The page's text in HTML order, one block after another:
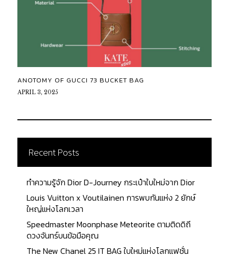
ANOTOMY OF GUCCI 73 BUCKET BAG
APRIL 3, 2025
Recent Posts
ทำความรู้จัก Dior D-Journey กระเป๋าใบใหม่จาก Dior
Louis Vuitton x Voutilainen การพบกันแห่ง 2 ยักษ์
ใหญ่แห่งโลกเวลา
Speedmaster Moonphase Meteorite ตามติดดิถี
ดวงจันทร์บนข้อมือคุณ
The New Chanel 25 IT BAG ใบใหม่แห่งโลกแฟชั่น